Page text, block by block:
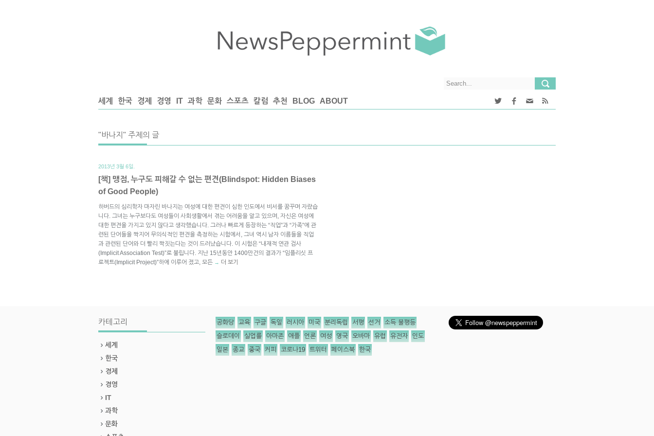
세계 한국 경제 경영 IT 과학 문화 스포츠 칼럼 추천 BLOG ABOUT
"바나지" 주제의 글
2013년 3월 6일.
[책] 맹점, 누구도 피해갈 수 없는 편견(Blindspot: Hidden Biases
of Good People)
하버드의 심리학자 마자린 바나지는 여성에 대한 편견이 심한 인도에서 비서를 꿈꾸며 자랐습
니다. 그녀는 누구보다도 여성들이 사회생활에서 겪는 어려움을 알고 있으며, 자신은 여성에
대한 편견을 가지고 있지 않다고 생각했습니다. 그러나 빠르게 등장하는 “직업”과 “가족”에 관
련된 단어들을 짝지어 무의식적인 편견을 측정하는 시험에서, 그녀 역시 남자 이름들을 직업
과 관련된 단어와 더 빨리 짝짓는다는 것이 드러났습니다. 이 시험은 “내재적 연관 검사
(Implicit Association Test)”로 불립니다. 지난 15년동안 1400만건의 결과가 “임플리싯 프
로젝트(Implicit Project)”하에 이루어 졌고, 모든 → 더 보기
카테고리
세계
한국
경제
경영
IT
과학
문화
공화당 교육 구글 독일 러시아 미국 분리독립 서평 선거 소득 불평등
슬로데이 실업률 아마존 애플 언론 여성 영국 오바마 유럽 유전자 인도
일본 종교 중국 커피 코로나19 트위터 페이스북 한국